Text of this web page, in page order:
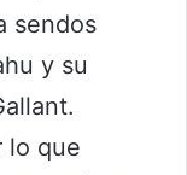
sendos
y su
lo que